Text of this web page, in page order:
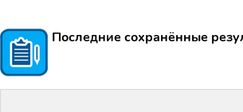
Последние сохранённые